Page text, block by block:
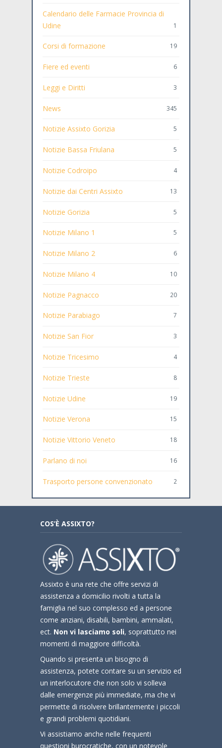
Calendario delle Farmacie Provincia di
Udine
1
Corsi di formazione 19
Fiere ed eventi 6
Leggi e Diritti 3
News 345
Notizie Assixto Gorizia 5
Notizie Bassa Friulana 5
Notizie Codroipo 4
Notizie dai Centri Assixto 13
Notizie Gorizia 5
Notizie Milano 1 5
Notizie Milano 2 6
Notizie Milano 4 10
Notizie Pagnacco 20
Notizie Parabiago 7
Notizie San Fior 3
Notizie Tricesimo 4
Notizie Trieste 8
Notizie Udine 19
Notizie Verona 15
Notizie Vittorio Veneto 18
Parlano di noi 16
Trasporto persone convenzionato 2
COS’È ASSIXTO?
Assixto è una rete che offre servizi di
assistenza a domicilio rivolti a tutta la
famiglia nel suo complesso ed a persone
come anziani, disabili, bambini, ammalati,
ect. Non vi lasciamo soli, soprattutto nei
momenti di maggiore difficoltà.
Quando si presenta un bisogno di
assistenza, potete contare su un servizio ed
un interlocutore che non solo vi solleva
dalle emergenze più immediate, ma che vi
permette di risolvere brillantemente i piccoli
e grandi problemi quotidiani.
Vi assistiamo anche nelle frequenti
questioni burocratiche, con un notevole